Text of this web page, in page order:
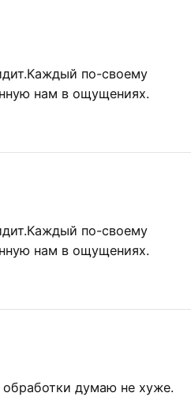
по-своему
нам в ощущениях.
по-своему
нам в ощущениях.
думаю не хуже.